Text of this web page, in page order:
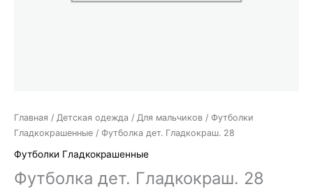
Главная / Детская одежда / Для мальчиков / Футболки
Гладкокрашенные / Футболка дет. Гладкокраш. 28
Футболки Гладкокрашенные
Футболка дет. Гладкокраш. 28